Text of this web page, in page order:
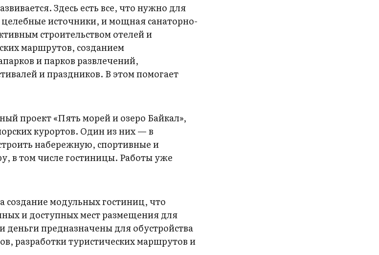
Здесь есть все, что нужно для
источники, и мощная санаторно-
строительством отелей и
маршрутов, созданием
и парков развлечений,
и праздников. В этом помогает
проект «Пять морей и озеро Байкал»,
курортов. Один из них — в
набережную, спортивные и
в том числе гостиницы. Работы уже
создание модульных гостиниц, что
и доступных мест размещения для
деньги предназначены для обустройства
разработки туристических маршрутов и